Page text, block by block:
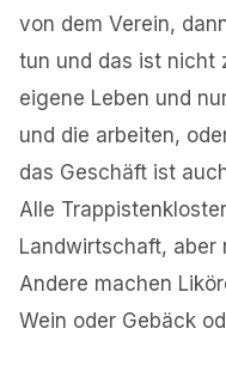
von dem Verein,
tun und das ist nicht
eigene Leben und
und die arbeiten,
das Geschäft ist
Alle
Landwirtschaft, aber
Andere machen
Wein oder Gebäck